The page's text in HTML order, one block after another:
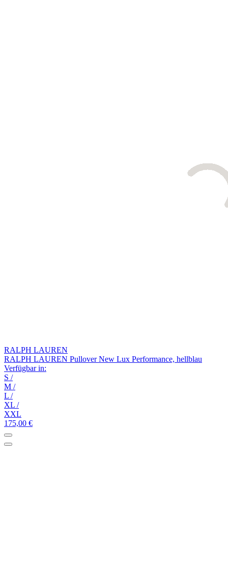
RALPH LAUREN
RALPH LAUREN Pullover New Lux Performance, hellblau
Verfügbar in:
S /
M /
L /
XL /
XXL
175,00 €